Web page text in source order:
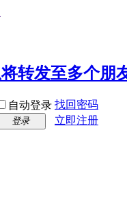
自动登录 找回密码
登录 立即注册